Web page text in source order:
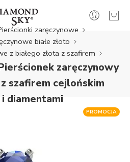
zaręczynowe
białe złoto
z białego złota z szafirem
zaręczynowy
z szafirem cejlońskim
diamentami
PROMOCJA